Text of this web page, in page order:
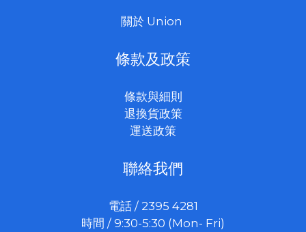
關於 Union
條款及政策
條款與細則
退換貨政策
運送政策
聯絡我們
電話 / 2395 4281
時間 / 9:30-5:30 (Mon- Fri)